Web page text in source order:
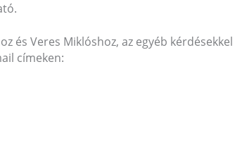
és Veres Miklóshoz, az egyéb kérdésekkel
címeken: